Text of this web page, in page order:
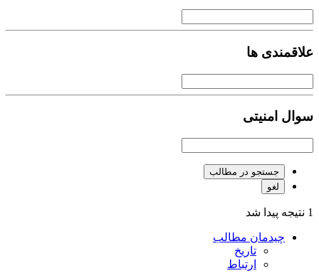
علاقمندی ها
سوال امنیتی
جستجو در مطالب
لغو
1 نتیجه پیدا شد
چیدمان مطالب
تاریخ
ارتباط